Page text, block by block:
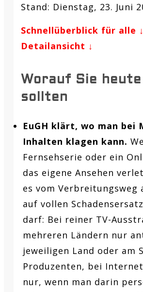
Stand: Dienstag, 23. Juni
Schnellüberblick für alle ↓
Detailansicht ↓
Worauf Sie
sollten
EuGH klärt, wo man bei
Inhalten klagen kann.
Fernsehserie oder ein
das eigene Ansehen
es vom Verbreitungsweg
auf vollen
darf: Bei reiner TV-
mehreren Ländern nur
jeweiligen Land oder am
Produzenten, bei
nur, wenn man darin